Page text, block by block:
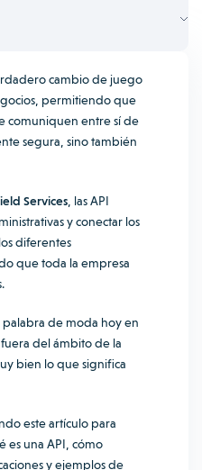
cambio de juego
permitiendo que
comuniquen entre sí de
segura, sino también
Services , las API
y conectar los
diferentes
que toda la empresa
palabra de moda hoy en
del ámbito de la
bien lo que significa
este artículo para
es una API, cómo
y ejemplos de